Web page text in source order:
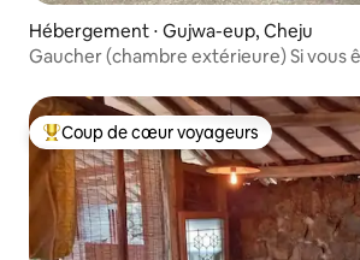
Hébergement ⋅ Gujwa-eup, Cheju
Gaucher (chambre extérieure) Si vous
petit-déjeuner (5 000 won par
incluses)
Coups de cœur voyageurs les plus
Coup de cœur voyageurs